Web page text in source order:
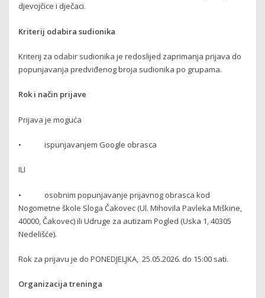
djevojčice i dječaci.
Kriterij odabira sudionika
Kriterij za odabir sudionika je redoslijed zaprimanja prijava do
popunjavanja predviđenog broja sudionika po grupama.
Rok i način prijave
Prijava je moguća
• ispunjavanjem Google obrasca
ILI
• osobnim popunjavanje prijavnog obrasca kod
Nogometne škole Sloga Čakovec (Ul. Mihovila Pavleka Miškine,
40000, Čakovec) ili Udruge za autizam Pogled (Uska 1, 40305
Nedelišće).
Rok za prijavu je do PONEDJELJKA, 25.05.2026. do 15:00 sati.
Organizacija treninga